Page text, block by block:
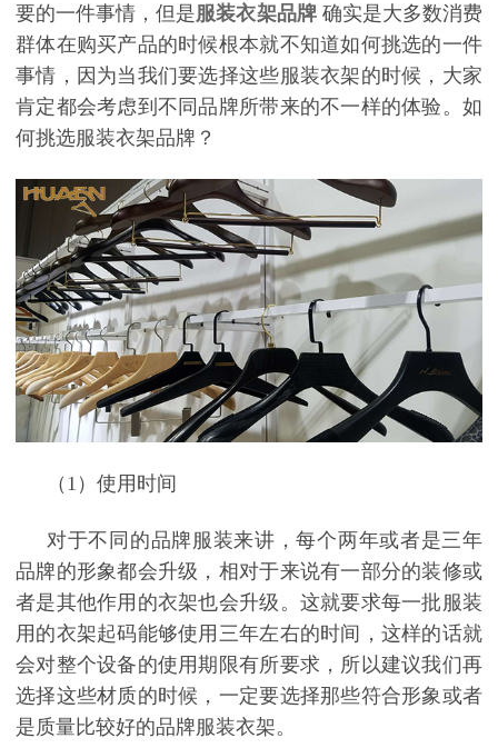
要的一件事情，但是服装衣架品牌 确实是大多数消费
群体在购买产品的时候根本就不知道如何挑选的一件
事情，因为当我们要选择这些服装衣架的时候，大家
肯定都会考虑到不同品牌所带来的不一样的体验。如
何挑选服装衣架品牌？
（1 ） 使用时间
对于不同的品牌服装来讲，每个两年或者是三年
品牌的形象都会升级，相对于来说有一部分的装修或
者是其他作用的衣架也会升级。这就要求每一批服装
用的衣架起码能够使用三年左右的时间，这样的话就
会对整个设备的使用期限有所要求，所以建议我们再
选择这些材质的时候，一定要选择那些符合形象或者
是质量比较好的品牌服装衣架。